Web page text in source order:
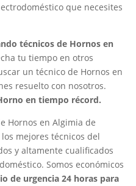
que necesites
técnicos de Hornos en
tu tiempo en otros
un técnico de Hornos en
resuelto con nosotros.
en tiempo récord.
Hornos en Algimia de
mejores técnicos del
y altamente cualificados
Somos económicos
de urgencia 24 horas para